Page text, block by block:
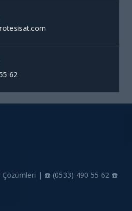
62
Çözümleri | ☎️ (0533) 490 55 62 ☎️